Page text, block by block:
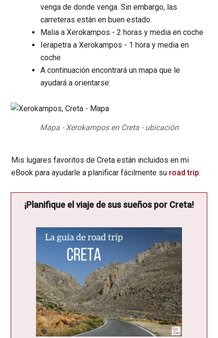
venga de donde venga. Sin embargo, las
carreteras están en buen estado.
Malia a Xerokampos - 2 horas y media en coche
Ierapetra a Xerokampos - 1 hora y media en
coche
A continuación encontrará un mapa que le
ayudará a orientarse:
Mapa - Xerokampos en Creta - ubicación
Mis lugares favoritos de Creta están incluidos en mi
eBook para ayudarle a planificar fácilmente su road trip:
¡Planifique el viaje de sus sueños por Creta!